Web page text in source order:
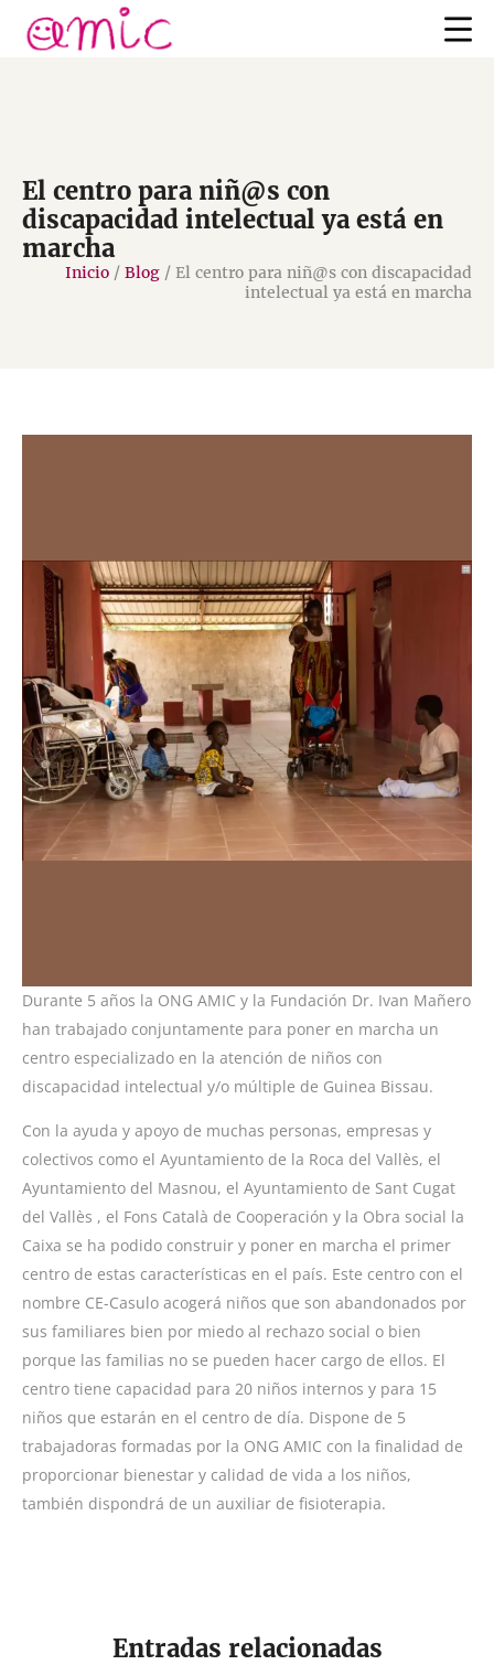
El centro para niñ@s con
discapacidad intelectual ya está en
marcha
Inicio / Blog / El centro para niñ@s con discapacidad
intelectual ya está en marcha
Durante 5 años la ONG AMIC y la Fundación Dr. Ivan Mañero
han trabajado conjuntamente para poner en marcha un
centro especializado en la atención de niños con
discapacidad intelectual y/o múltiple de Guinea Bissau.
Con la ayuda y apoyo de muchas personas, empresas y
colectivos como el Ayuntamiento de la Roca del Vallès, el
Ayuntamiento del Masnou, el Ayuntamiento de Sant Cugat
del Vallès , el Fons Català de Cooperación y la Obra social la
Caixa se ha podido construir y poner en marcha el primer
centro de estas características en el país. Este centro con el
nombre CE-Casulo acogerá niños que son abandonados por
sus familiares bien por miedo al rechazo social o bien
porque las familias no se pueden hacer cargo de ellos. El
centro tiene capacidad para 20 niños internos y para 15
niños que estarán en el centro de día. Dispone de 5
trabajadoras formadas por la ONG AMIC con la finalidad de
proporcionar bienestar y calidad de vida a los niños,
también dispondrá de un auxiliar de fisioterapia.
Entradas relacionadas